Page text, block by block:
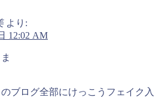
より:
12:02 AM
ブログ全部にけっこうフェイク入